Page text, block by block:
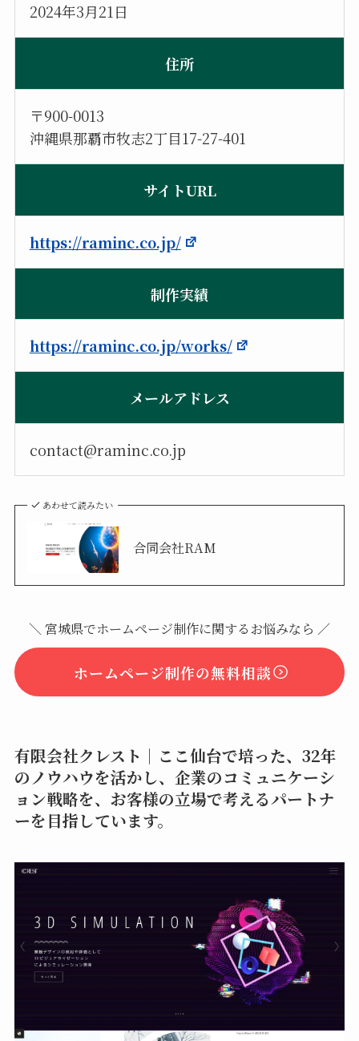
2024年3月21日
住所
〒900-0013
沖縄県那覇市牧志2丁目17-27-401
サイトURL
https://raminc.co.jp/
制作実績
https://raminc.co.jp/works/
メールアドレス
contact@raminc.co.jp
あわせて読みたい
合同会社RAM
＼ 宮城県でホームページ制作に関するお悩みなら ／
ホームページ制作の無料相談
有限会社クレスト｜ここ仙台で培った、32年
のノウハウを活かし、企業のコミュニケーシ
ョン戦略を、お客様の立場で考えるパートナ
ーを目指しています。